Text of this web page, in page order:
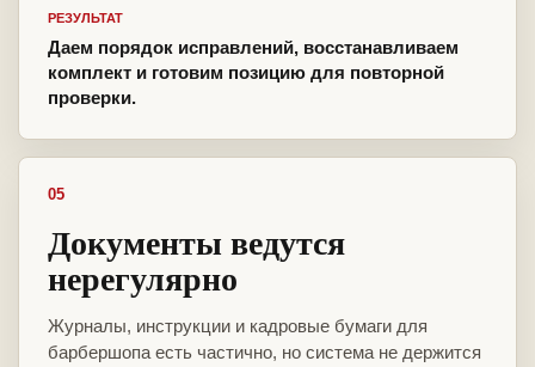
РЕЗУЛЬТАТ
Даем порядок исправлений, восстанавливаем
комплект и готовим позицию для повторной
проверки.
05
Документы ведутся
нерегулярно
Журналы, инструкции и кадровые бумаги для
барбершопа есть частично, но система не держится